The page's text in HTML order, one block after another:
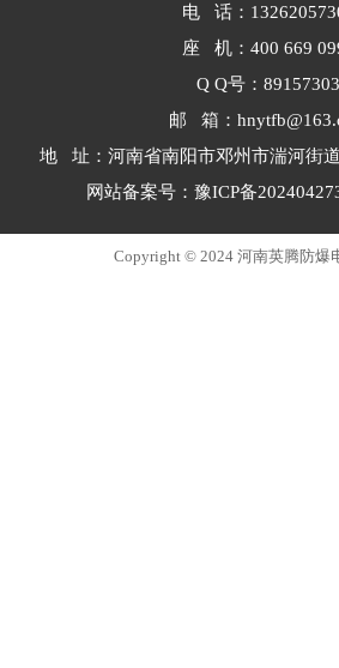
电 话：
座 机：400 669
Q Q号：89157303
邮 箱：
地 址：河南省南阳市邓州市湍河街
网站备案号： 豫ICP备
Copyright © 2024 河南英腾防爆